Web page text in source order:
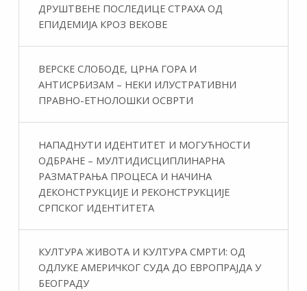
ДРУШТВЕНЕ ПОСЛЕДИЦЕ СТРАХА ОД
ЕПИДЕМИЈА КРОЗ ВЕКОВЕ
ВЕРСКЕ СЛОБОДЕ, ЦРНА ГОРА И
АНТИСРБИЗАМ – НЕКИ ИЛУСТРАТИВНИ
ПРАВНО-ЕТНОЛОШКИ ОСВРТИ
НАПАДНУТИ ИДЕНТИТЕТ И МОГУЋНОСТИ
ОДБРАНЕ – МУЛТИДИСЦИПЛИНАРНА
РАЗМАТРАЊА ПРОЦЕСА И НАЧИНА
ДЕКОНСТРУКЦИЈЕ И РЕКОНСТРУКЦИЈЕ
СРПСКОГ ИДЕНТИТЕТА
КУЛТУРА ЖИВОТА И КУЛТУРА СМРТИ: ОД
ОДЛУКЕ АМЕРИЧКОГ СУДА ДО ЕВРОПРАЈДА У
БЕОГРАДУ